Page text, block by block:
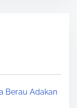
Berau Adakan